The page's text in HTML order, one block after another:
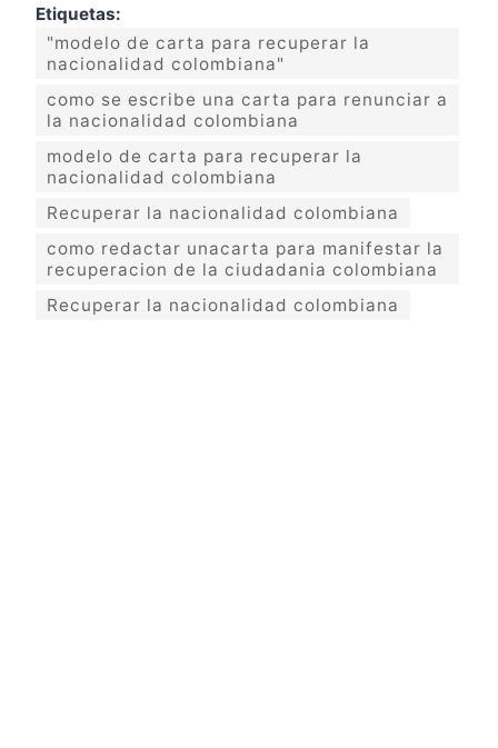
Etiquetas:
"modelo de carta para recuperar la
nacionalidad colombiana"
como se escribe una carta para renunciar a
la nacionalidad colombiana
modelo de carta para recuperar la
nacionalidad colombiana
Recuperar la nacionalidad colombiana
como redactar unacarta para manifestar la
recuperacion de la ciudadania colombiana
Recuperar la nacionalidad colombiana